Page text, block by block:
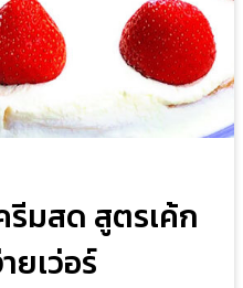
รีมสด สูตรเค้ก
ยเว่อร์